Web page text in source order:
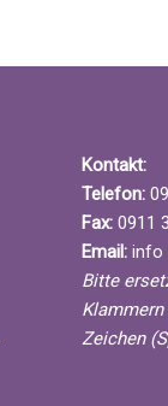
Kontakt:
Telefon:
Fax: 0911
Email: info
Bitte
Zeichen